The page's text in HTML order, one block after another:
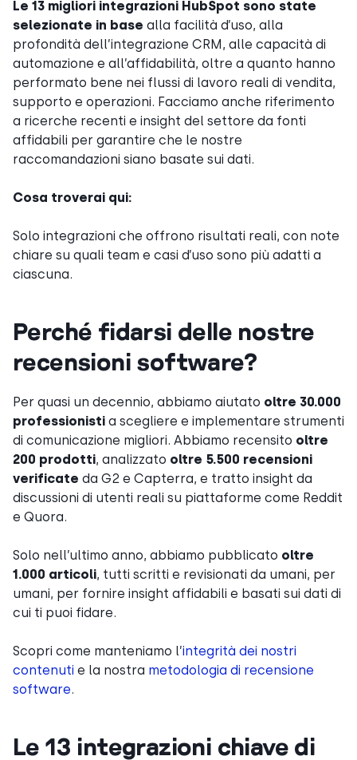
Le 13 migliori integrazioni HubSpot sono state
selezionate in base alla facilità d’uso, alla
profondità dell’integrazione CRM, alle capacità di
automazione e all’affidabilità, oltre a quanto hanno
performato bene nei flussi di lavoro reali di vendita,
supporto e operazioni. Facciamo anche riferimento
a ricerche recenti e insight del settore da fonti
affidabili per garantire che le nostre
raccomandazioni siano basate sui dati.
Cosa troverai qui:
Solo integrazioni che offrono risultati reali, con note
chiare su quali team e casi d’uso sono più adatti a
ciascuna.
Perché fidarsi delle nostre
recensioni software?
Per quasi un decennio, abbiamo aiutato oltre 30.000
professionisti a scegliere e implementare strumenti
di comunicazione migliori. Abbiamo recensito oltre
200 prodotti, analizzato oltre 5.500 recensioni
verificate da G2 e Capterra, e tratto insight da
discussioni di utenti reali su piattaforme come Reddit
e Quora.
Solo nell’ultimo anno, abbiamo pubblicato oltre
1.000 articoli, tutti scritti e revisionati da umani, per
umani, per fornire insight affidabili e basati sui dati di
cui ti puoi fidare.
Scopri come manteniamo l’integrità dei nostri
contenuti e la nostra metodologia di recensione
software.
Le 13 integrazioni chiave di